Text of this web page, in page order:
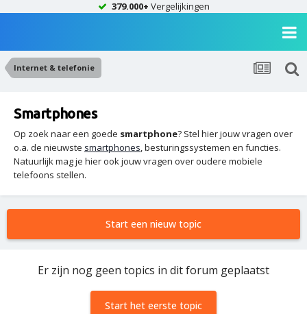
379.000+ Vergelijkingen
Internet & telefonie
Smartphones
Op zoek naar een goede smartphone? Stel hier jouw vragen over
o.a. de nieuwste smartphones , besturingssystemen en functies.
Natuurlijk mag je hier ook jouw vragen over oudere mobiele
telefoons stellen.
Start een nieuw topic
Er zijn nog geen topics in dit forum geplaatst
Start het eerste topic